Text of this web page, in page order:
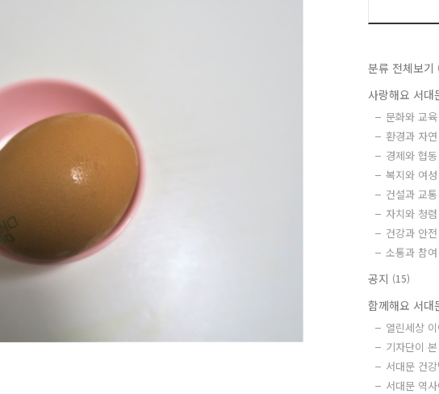
분류 전체보기
사랑해요 서대
문화와 교육
환경과 자연
경제와 협동
복지와 여성
건설과 교통
자치와 청렴
건강과 안전
소통과 참여
공지 (15)
함께해요 서대
열린세상
기자단이
서대문 건
서대문 역